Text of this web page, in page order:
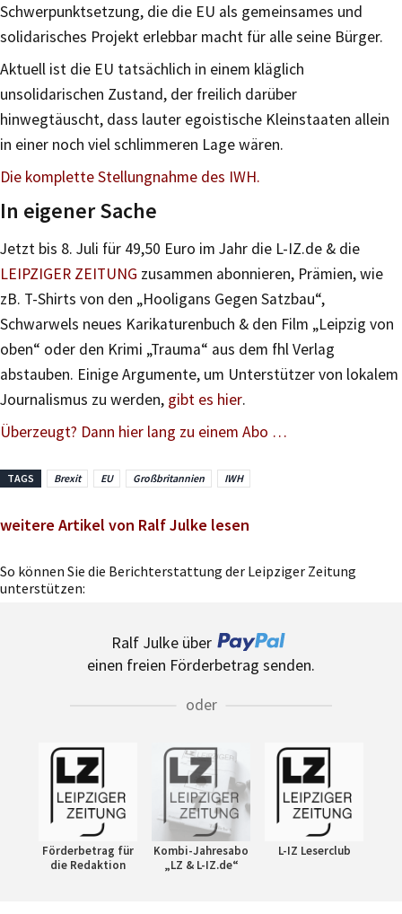
Schwerpunktsetzung, die die EU als gemeinsames und
solidarisches Projekt erlebbar macht für alle seine Bürger.
Aktuell ist die EU tatsächlich in einem kläglich
unsolidarischen Zustand, der freilich darüber
hinwegtäuscht, dass lauter egoistische Kleinstaaten allein
in einer noch viel schlimmeren Lage wären.
Die komplette Stellungnahme des IWH.
In eigener Sache
Jetzt bis 8. Juli für 49,50 Euro im Jahr die L-IZ.de & die
LEIPZIGER ZEITUNG zusammen abonnieren, Prämien, wie
zB. T-Shirts von den „Hooligans Gegen Satzbau“,
Schwarwels neues Karikaturenbuch & den Film „Leipzig von
oben“ oder den Krimi „Trauma“ aus dem fhl Verlag
abstauben. Einige Argumente, um Unterstützer von lokalem
Journalismus zu werden, gibt es hier.
Überzeugt? Dann hier lang zu einem Abo …
TAGS Brexit EU Großbritannien IWH
weitere Artikel von Ralf Julke lesen
So können Sie die Berichterstattung der Leipziger Zeitung
unterstützen:
Ralf Julke über
einen freien Förderbetrag senden.
oder
Förderbetrag für
die Redaktion
Kombi-Jahresabo
„LZ & L-IZ.de“
L-IZ Leserclub